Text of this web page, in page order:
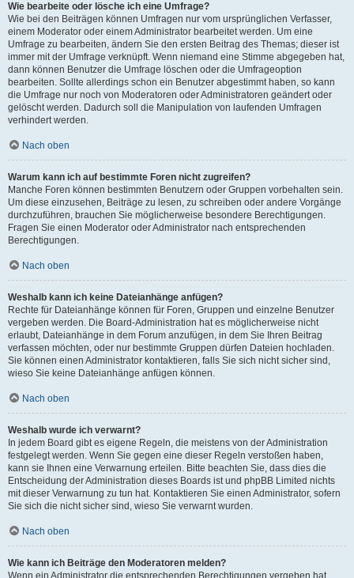
Wie bearbeite oder lösche ich eine Umfrage?
Wie bei den Beiträgen können Umfragen nur vom ursprünglichen Verfasser,
einem Moderator oder einem Administrator bearbeitet werden. Um eine
Umfrage zu bearbeiten, ändern Sie den ersten Beitrag des Themas; dieser ist
immer mit der Umfrage verknüpft. Wenn niemand eine Stimme abgegeben hat,
dann können Benutzer die Umfrage löschen oder die Umfrageoption
bearbeiten. Sollte allerdings schon ein Benutzer abgestimmt haben, so kann
die Umfrage nur noch von Moderatoren oder Administratoren geändert oder
gelöscht werden. Dadurch soll die Manipulation von laufenden Umfragen
verhindert werden.
Nach oben
Warum kann ich auf bestimmte Foren nicht zugreifen?
Manche Foren können bestimmten Benutzern oder Gruppen vorbehalten sein.
Um diese einzusehen, Beiträge zu lesen, zu schreiben oder andere Vorgänge
durchzuführen, brauchen Sie möglicherweise besondere Berechtigungen.
Fragen Sie einen Moderator oder Administrator nach entsprechenden
Berechtigungen.
Nach oben
Weshalb kann ich keine Dateianhänge anfügen?
Rechte für Dateianhänge können für Foren, Gruppen und einzelne Benutzer
vergeben werden. Die Board-Administration hat es möglicherweise nicht
erlaubt, Dateianhänge in dem Forum anzufügen, in dem Sie Ihren Beitrag
verfassen möchten, oder nur bestimmte Gruppen dürfen Dateien hochladen.
Sie können einen Administrator kontaktieren, falls Sie sich nicht sicher sind,
wieso Sie keine Dateianhänge anfügen können.
Nach oben
Weshalb wurde ich verwarnt?
In jedem Board gibt es eigene Regeln, die meistens von der Administration
festgelegt werden. Wenn Sie gegen eine dieser Regeln verstoßen haben,
kann sie Ihnen eine Verwarnung erteilen. Bitte beachten Sie, dass dies die
Entscheidung der Administration dieses Boards ist und phpBB Limited nichts
mit dieser Verwarnung zu tun hat. Kontaktieren Sie einen Administrator, sofern
Sie sich die nicht sicher sind, wieso Sie verwarnt wurden.
Nach oben
Wie kann ich Beiträge den Moderatoren melden?
Wenn ein Administrator die entsprechenden Berechtigungen vergeben hat,